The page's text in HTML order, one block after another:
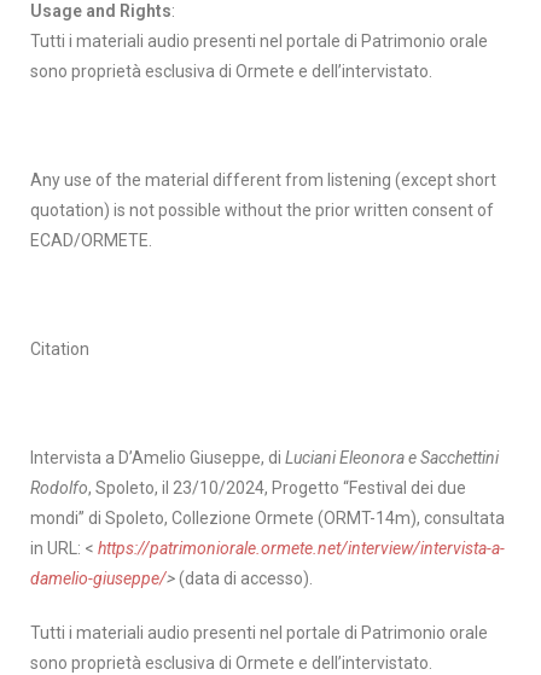
Usage and Rights:
Tutti i materiali audio presenti nel portale di Patrimonio orale
sono proprietà esclusiva di Ormete e dell’intervistato.
Any use of the material different from listening (except short
quotation) is not possible without the prior written consent of
ECAD/ORMETE.
Citation
Intervista a D’Amelio Giuseppe, di Luciani Eleonora e Sacchettini
Rodolfo, Spoleto, il 23/10/2024, Progetto “Festival dei due
mondi” di Spoleto, Collezione Ormete (ORMT-14m), consultata
in URL: < https://patrimoniorale.ormete.net/interview/intervista-a-
damelio-giuseppe/>(data di accesso).
Tutti i materiali audio presenti nel portale di Patrimonio orale
sono proprietà esclusiva di Ormete e dell’intervistato.